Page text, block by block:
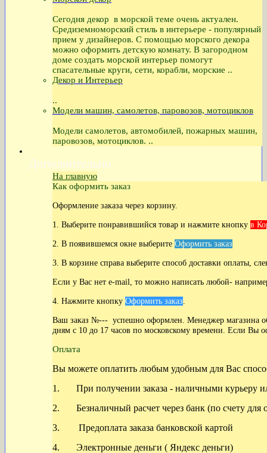
Сегодня декор в морской теме очень актуален.
Средиземноморский стиль в интерьере - популярный
прием у дизайнеров. С помощью морского декора
можно оформить детскую комнату. В загородном
доме создать морской интерьер помогут
спасательные круги, сети, корабли, морские ..
Декор и Интерьер
..
Модели машин, самолетов, паровозов, мотоциклов
Модели самолетов, автомобилей, пожарных машин,
паровозов, мотоциклов. ..
Дополнительно
На главную
Как оформить заказ
Оформление заказа через корзину.
1. Выберите понравившийся товар и нажмите кнопку в
2. В появившемся окне выберите Оформить заказ
3. В корзине справа выберите способ доставки оплаты,
Если у Вас нет e-mail, то можно написать любой-
4. Нажмите кнопку Оформить заказ.
Ваш заказ №--- успешно оформлен. Менеджер магазина
дням с 10 до 17 часов по московскому времени. Если Вы
Оплата
Вы можете оплатить любым удобным для Вас
1. При получении заказа - наличными курьеру
2. Безналичный расчет через банк (по счету для
3. Предоплата заказа банковской картой
4. Электронные деньги ( Яндекс деньги)